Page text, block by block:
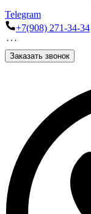
Telegram
+7(908) 271-34-34
Заказать звонок